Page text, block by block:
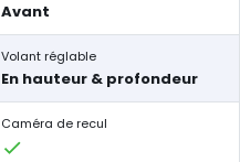
Avant
Volant réglable
En hauteur & profondeur
Caméra de recul